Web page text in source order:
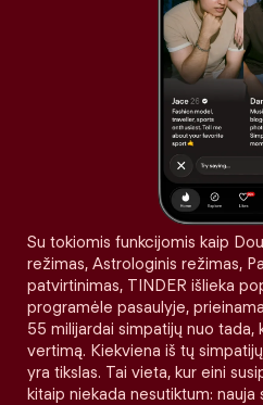
Su tokiomis funkcijomis kaip
režimas, Astrologinis režimas,
patvirtinimas, TINDER išlieka
programėle pasaulyje,
55 milijardai simpatijų nuo tada,
vertimą. Kiekviena iš tų
yra tikslas. Tai vieta, kur eini
kitaip niekada nesutiktum: nauja